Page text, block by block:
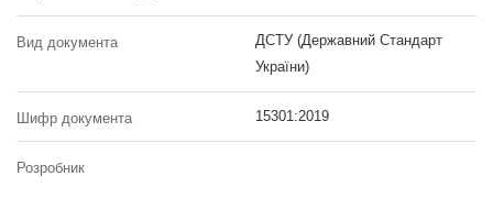
Вид документа
ДСТУ (Державний Стандарт
України)
Шифр документа 15301:2019
Розробник